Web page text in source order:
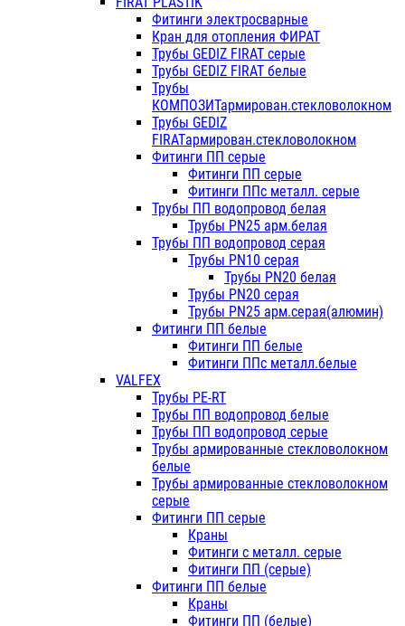
Фитинги электросварные
Кран для отопления ФИРАТ
Трубы GEDIZ FIRAT серые
Трубы GEDIZ FIRAT белые
Трубы
КОМПОЗИТармирован.стекловолокном
Трубы GEDIZ
FIRATармирован.стекловолокном
Фитинги ПП серые
Фитинги ПП серые
Фитинги ППс металл. серые
Трубы ПП водопровод белая
Трубы PN25 арм.белая
Трубы ПП водопровод серая
Трубы PN10 серая
Трубы PN20 белая
Трубы PN20 серая
Трубы PN25 арм.серая(алюмин)
Фитинги ПП белые
Фитинги ПП белые
Фитинги ППс металл.белые
VALFEX
Трубы PE-RT
Трубы ПП водопровод белые
Трубы ПП водопровод серые
Трубы армированные стекловолокном
белые
Трубы армированные стекловолокном
серые
Фитинги ПП серые
Краны
Фитинги с металл. серые
Фитинги ПП (серые)
Фитинги ПП белые
Краны
Фитинги ПП (белые)